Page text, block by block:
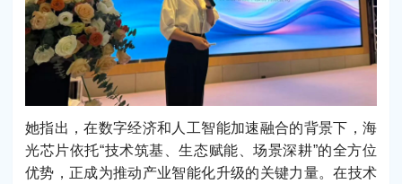
她指出，在数字经济和人工智能加速融合的背景下，海
光芯片依托“技术筑基、生态赋能、场景深耕”的全方位
优势，正成为推动产业智能化升级的关键力量。在技术